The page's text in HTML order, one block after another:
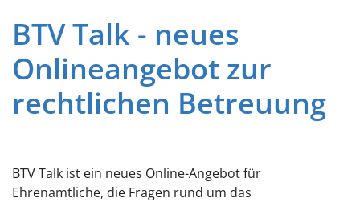
BTV Talk - neues
Onlineangebot zur
rechtlichen Betreuung
BTV Talk ist ein neues Online-Angebot für
Ehrenamtliche, die Fragen rund um das